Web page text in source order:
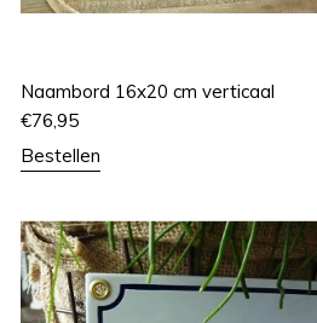
Naambord 16x20 cm verticaal
€76,95
Bestellen